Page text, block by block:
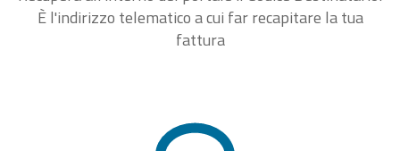
È l'indirizzo telematico a cui far recapitare la tua
fattura